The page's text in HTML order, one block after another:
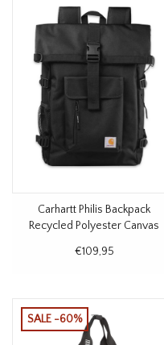
Carhartt Philis Backpack
Recycled Polyester Canvas
€109,95
SALE -60%